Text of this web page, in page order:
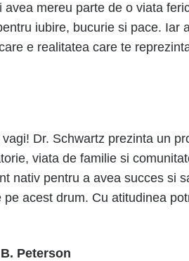
mereu parte de o viata
iubire, bucurie si pace. Iar
e realitatea care te
Dr. Schwartz prezinta un
viata de familie si
nativ pentru a avea succes si
acest drum. Cu atitudinea
Peterson